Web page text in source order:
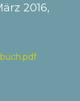
2016,